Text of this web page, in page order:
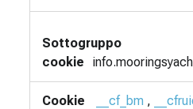
__cf_bm ,